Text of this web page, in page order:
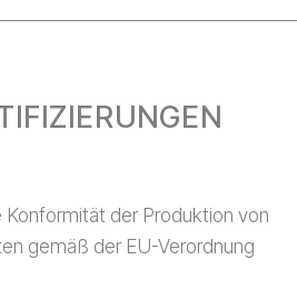
Konformität der Produktion von
gemäß der EU-Verordnung